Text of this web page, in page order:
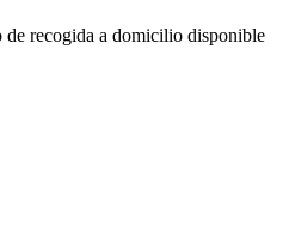
de recogida a domicilio disponible